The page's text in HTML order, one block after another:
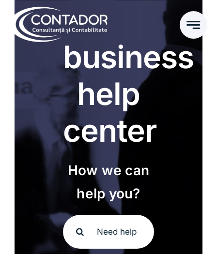
content
business
help
center
How we can
help you?
Search
for: